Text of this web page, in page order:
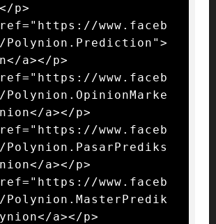
p>
www.faceb
Polynion.Prediction">
a></p>
www.faceb
Polynion.OpinionMarke
a></p>
www.faceb
Polynion.PasarPrediks
a></p>
www.faceb
Polynion.MasterPredik
a></p>